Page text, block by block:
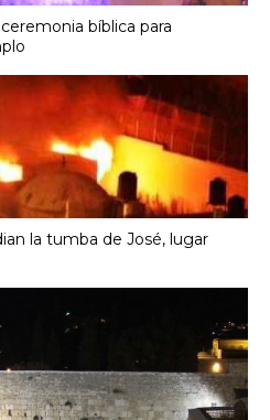
bíblica para
la tumba de José, lugar